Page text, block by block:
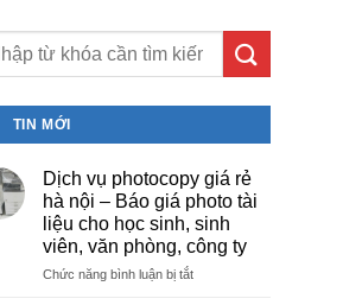
TIN MỚI
Dịch vụ photocopy giá rẻ
hà nội – Báo giá photo tài
liệu cho học sinh, sinh
viên, văn phòng, công ty
Chức năng bình luận bị tắtở